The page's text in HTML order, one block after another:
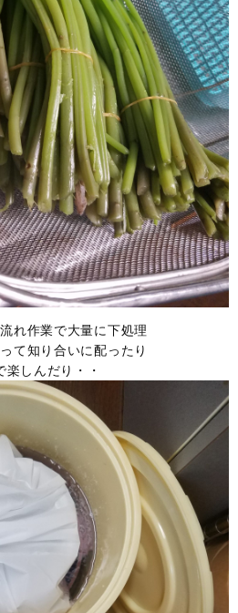
れ作業で大量に下処理
て知り合いに配ったり
楽しんだり・・